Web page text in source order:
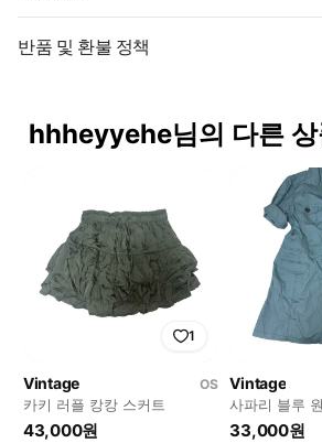
반품 및 환불 정책
hhheyyehe님의 다른
1
Vintage
OS
카키 러플 캉캉 스커트
43,000원
Vintage
사파리 블루
33,000원